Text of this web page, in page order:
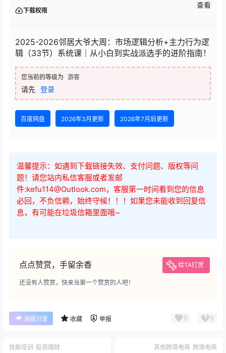
下载权限
查看
2025-2026邻居大爷大周：市场逻辑分析+主力行为逻
辑（33节）系统课｜从小白到实战派选手的进阶指南！
您当前的等级为 游客
请先 登录
百度网盘 2026年3月更新 2026年7月后更新
温馨提示：如遇到下载链接失效、支付问题、版权等问
题！请您站内私信客服或者发邮
件:kefu114@Outlook.com，客服第一时间看到您的信息
必回，不负信赖，始终守候！！！如果您未能收到回复信
息，有可能在垃圾信箱里面哦~
点点赞赏，手留余香 给TA打赏
还没有人赞赏，快来当第一个赞赏的人吧！
海报分享 收藏 举报 0 0
技能培训 投资理财 其他跨境电商 跨境电商